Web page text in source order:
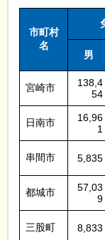
市町村
名
男
宮崎市
138,4
54
日南市
16,96
1
串間市 5,835
都城市
57,03
9
三股町 8,833